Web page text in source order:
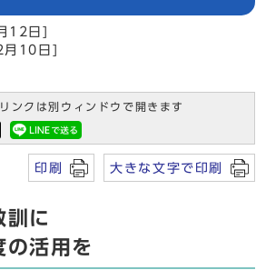
12日]
10日]
ンクは別ウィンドウで開きます
印刷 大きな文字で印刷
訓に
の活用を